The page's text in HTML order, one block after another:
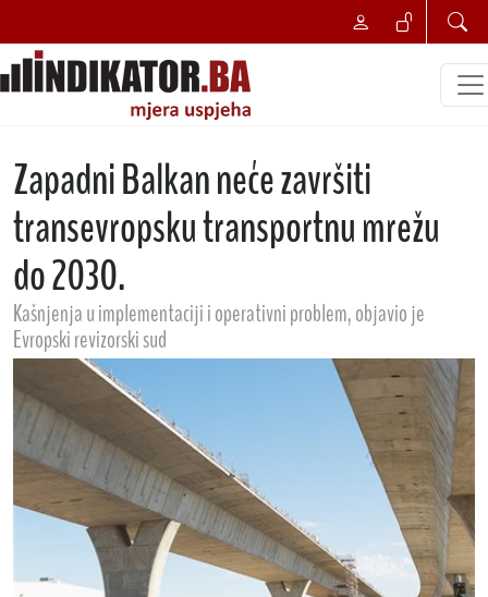
Zapadni Balkan neće završiti
transevropsku transportnu mrežu
do 2030.
Kašnjenja u implementaciji i operativni problem, objavio je
Evropski revizorski sud